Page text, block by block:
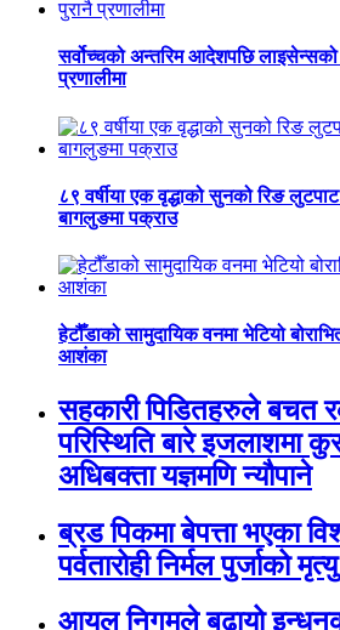
सर्वोच्चको अन्तरिम आदेशपछि लाइसेन्सको
प्रणालीमा
८९ वर्षीया एक वृद्धाको सुनको रिङ
बागलुङमा पक्राउ
हेटौँडाको सामुदायिक वनमा भेटियो
आशंका
सहकारी पिडितहरुले बचत
परिस्थिति बारे इजलाशमा
अधिबक्ता यज्ञमणि न्यौपाने
ब्रड पिकमा बेपत्ता भएका
पर्वतारोही निर्मल पुर्जाको मृत्यु
आयल निगमले बढायो